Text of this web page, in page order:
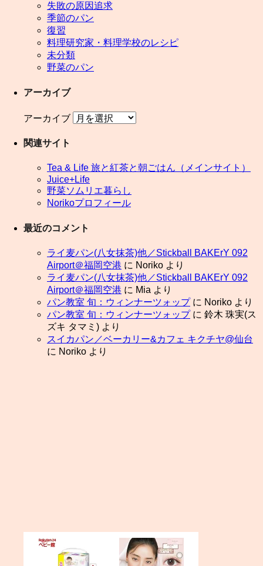
失敗の原因追求
季節のパン
復習
料理研究家・料理学校のレシピ
未分類
野菜のパン
アーカイブ
アーカイブ
関連サイト
Tea & Life 旅と紅茶と朝ごはん（メインサイト）
Juice+Life
野菜ソムリエ暮らし
Norikoプロフィール
最近のコメント
ライ麦パン(八女抹茶)他／Stickball BAKErY 092
Airport＠福岡空港 に Noriko より
ライ麦パン(八女抹茶)他／Stickball BAKErY 092
Airport＠福岡空港 に Mia より
パン教室 旬：ウィンナーツォップに Noriko より
パン教室 旬：ウィンナーツォップに 鈴木 珠実(ス
ズキ タマミ) より
スイカパン／ベーカリー&カフェ キクチヤ@仙台
に Noriko より